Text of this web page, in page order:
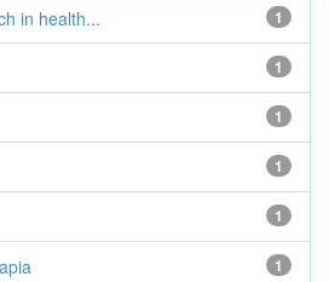
1
in health...
1
1
1
1
1